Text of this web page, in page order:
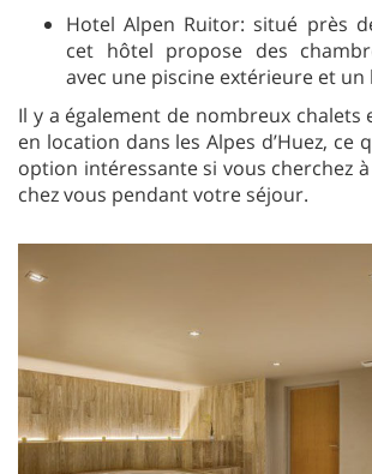
Hotel Alpen Ruitor: situé près
cet hôtel propose des
avec une piscine extérieure et un
Il y a également de nombreux chalets
en location dans les Alpes d’Huez, ce
option intéressante si vous cherchez
chez vous pendant votre séjour.